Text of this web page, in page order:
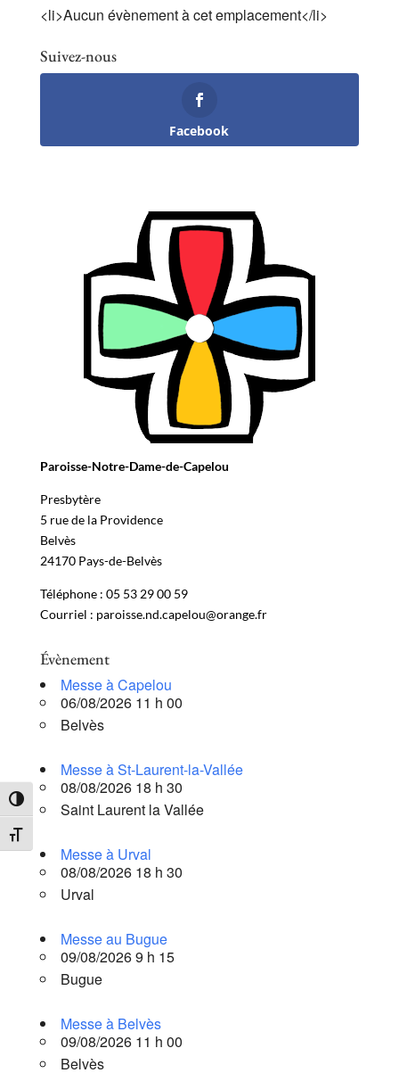
Passer en contraste élevé
Changer la taille de la police
<li>Aucun évènement à cet emplacement</li>
Suivez-nous
Facebook
Paroisse-Notre-Dame-de-Capelou
Presbytère
5 rue de la Providence
Belvès
24170 Pays-de-Belvès
Téléphone : 05 53 29 00 59
Courriel : paroisse.nd.capelou@orange.fr
Évènement
Messe à Capelou
06/08/2026 11 h 00
Belvès
Messe à St-Laurent-la-Vallée
08/08/2026 18 h 30
Saint Laurent la Vallée
Messe à Urval
08/08/2026 18 h 30
Urval
Messe au Bugue
09/08/2026 9 h 15
Bugue
Messe à Belvès
09/08/2026 11 h 00
Belvès